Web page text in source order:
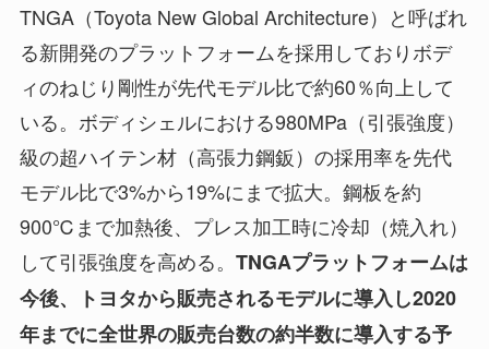
TNGA（Toyota New Global Architecture）と呼ばれ
る新開発のプラットフォームを採用しておりボデ
ィのねじり剛性が先代モデル比で約60％向上して
いる。ボディシェルにおける980MPa（引張強度）
級の超ハイテン材（高張力鋼鈑）の採用率を先代
モデル比で3%から19%にまで拡大。鋼板を約
900℃まで加熱後、プレス加工時に冷却（焼入れ）
して引張強度を高める。 TNGAプラットフォームは
今後、トヨタから販売されるモデルに導入し2020
年までに全世界の販売台数の約半数に導入する予